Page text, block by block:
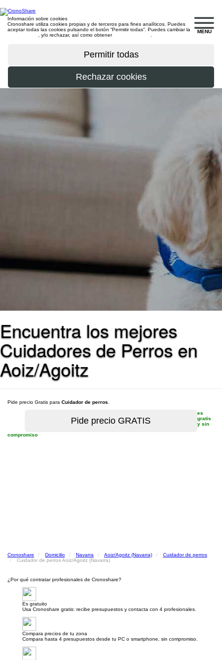
MENU
Información sobre cookies
Cronoshare utiliza cookies propias y de terceros para fines analíticos. Puedes
aceptar todas las cookies pulsando el botón “Permitir todas”. Puedes cambiar la
, y/o rechazar, así como obtener
Encuentra los mejores
Cuidadores de Perros en
Aoiz/Agoitz
Pide precio Gratis para Cuidador de perros
es
gratis
y sin
compromiso
Cronoshare Domicilio Navarra Aoiz/Agoitz (Navarra)
Cuidador de perros
Cuidador de perros Aoiz/Agoitz (Navarra)
¿Por qué contratar profesionales de Cronoshare?
Es gratuito
Usa Cronoshare gratis: recibe presupuestos y contacta con 4 profesionales.
Compara precios de tu zona
Compara hasta 4 presupuestos desde tu PC o smartphone, sin compromiso.